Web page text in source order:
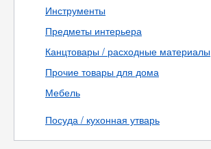
Инструменты
Предметы интерьера
Канцтовары / расходные материалы
Прочие товары для дома
Мебель
Посуда / кухонная утварь